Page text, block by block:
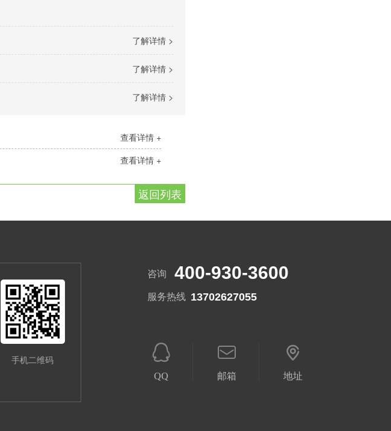
了解详情 >
了解详情 >
了解详情 >
查看详情 +
查看详情 +
返回列表
咨询 400-930-3600
服务热线 13702627055
QQ 邮箱 地址
手机二维码